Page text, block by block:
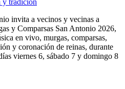
invita a vecinos y vecinas a
y Comparsas San Antonio 2026,
en vivo, murgas, comparsas,
y coronación de reinas, durante
viernes 6, sábado 7 y domingo 8